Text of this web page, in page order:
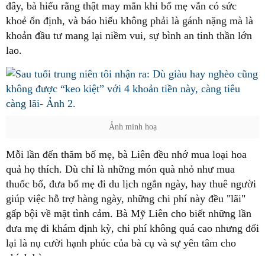
đây, bà hiểu rằng thật may mắn khi bố mẹ vẫn có sức
khoẻ ổn định, và báo hiếu không phải là gánh nặng mà là
khoản đầu tư mang lại niềm vui, sự bình an tinh thần lớn
lao.
Ảnh minh hoạ
Mỗi lần đến thăm bố mẹ, bà Liên đều nhớ mua loại hoa
quả họ thích. Dù chỉ là những món quà nhỏ như mua
thuốc bổ, đưa bố mẹ đi du lịch ngắn ngày, hay thuê người
giúp việc hỗ trợ hàng ngày, những chi phí này đều "lãi"
gấp bội về mặt tình cảm. Bà Mỹ Liên cho biết những lần
đưa mẹ đi khám định kỳ, chi phí không quá cao nhưng đổi
lại là nụ cười hạnh phúc của bà cụ và sự yên tâm cho